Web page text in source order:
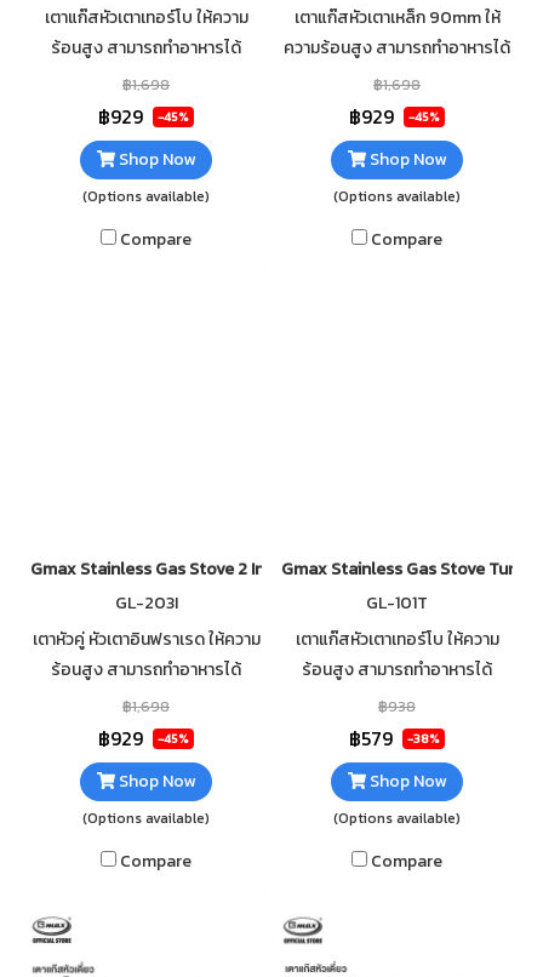
เตาแก๊สหัวเตาเทอร์โบ ให้ความ
ร้อนสูง สามารถทำอาหารได้
รวดเร็ว วัสดุตัวเตาสแตนเลส
แข็งแรง ทนทาน ไม่เป็นสนิม
ทำความสะอาดง่าย
฿1,698
฿929 -45%
Shop Now
(Options available)
Compare
เตาแก๊สหัวเตาเหล็ก 90mm ให้
ความร้อนสูง สามารถทำอาหารได้
รวดเร็ว วัสดุตัวเตาสแตนเลส
แข็งแรง ทนทาน ไม่เป็นสนิม
ทำความสะอาดง่าย
฿1,698
฿929 -45%
Shop Now
(Options available)
Compare
Gmax Stainless Gas Stove 2 Infrared Burner GL-201-351
GL-203I
เตาหัวคู่ หัวเตาอินฟราเรด ให้ความ
ร้อนสูง สามารถทำอาหารได้
รวดเร็ว วัสดุตัวเตาสแตนเลส
แข็งแรง ทนทาน ไม่เป็นสนิม
ทำความสะอาดง่าย
฿1,698
฿929 -45%
Shop Now
(Options available)
Compare
Gmax Stainless Gas Stove Turbo
GL-101T
เตาแก๊สหัวเตาเทอร์โบ ให้ความ
ร้อนสูง สามารถทำอาหารได้
รวดเร็ว วัสดุตัวเตาสแตนเลส
แข็งแรง ทนทาน ไม่เป็นสนิม
ทำความสะอาดง่าย
฿938
฿579 -38%
Shop Now
(Options available)
Compare